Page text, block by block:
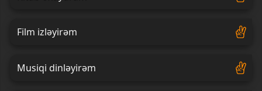
Film izləyirəm
Musiqi dinləyirəm